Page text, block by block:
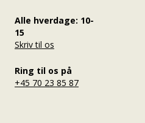
Alle hverdage: 10-
15
Skriv til os
Ring til os på
+45 70 23 85 87